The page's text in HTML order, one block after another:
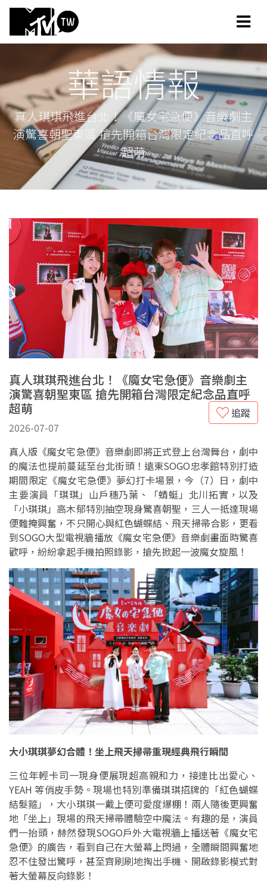
華語情報
真人琪琪飛進台北！《魔女宅急便》音樂劇主
演驚喜朝聖東區 搶先開箱台灣限定紀念品直呼
超萌
真人琪琪飛進台北！《魔女宅急便》音樂劇主
演驚喜朝聖東區 搶先開箱台灣限定紀念品直呼
超萌
追蹤
2026-07-07
真人版《魔女宅急便》音樂劇即將正式登上台灣舞台，劇中
的魔法也提前蔓延至台北街頭！遠東SOGO忠孝館特別打造
期間限定《魔女宅急便》夢幻打卡場景，今（7）日，劇中
主要演員「琪琪」山戶穗乃葉、「蜻蜓」北川拓實，以及
「小琪琪」高木郁特別抽空現身驚喜朝聖，三人一抵達現場
便難掩興奮，不只開心與紅色蝴蝶結、飛天掃帚合影，更看
到SOGO大型電視牆播放《魔女宅急便》音樂劇畫面時驚喜
歡呼，紛紛拿起手機拍照錄影，搶先掀起一波魔女旋風！
大小琪琪夢幻合體！坐上飛天掃帚重現經典飛行瞬間
三位年輕卡司一現身便展現超高親和力，接連比出愛心、
YEAH 等俏皮手勢。現場也特別準備琪琪招牌的「紅色蝴蝶
結髮箍」，大小琪琪一戴上便可愛度爆棚！兩人隨後更興奮
地「坐上」現場的飛天掃帚體驗空中魔法。有趣的是，演員
們一抬頭，赫然發現SOGO戶外大電視牆上播送著《魔女宅
急便》的廣告，看到自己在大螢幕上閃過，全體瞬間興奮地
忍不住發出驚呼，甚至齊刷刷地掏出手機、開啟錄影模式對
著大螢幕反向錄影！